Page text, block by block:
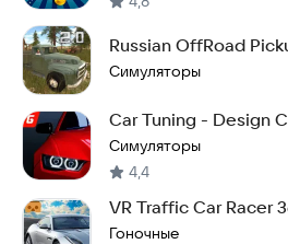
Russian OffRoad
Симуляторы
Car Tuning - Design
Симуляторы
4,4
VR Traffic Car Racer
Гоночные